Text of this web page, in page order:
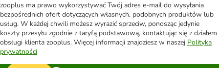
zooplus ma prawo wykorzystywać Twój adres e-mail do wysyłania
bezpośrednich ofert dotyczących własnych, podobnych produktów lub
usług. W każdej chwili możesz wyrazić sprzeciw, ponosząc jedynie
koszty przesyłu zgodnie z taryfą podstawową, kontaktując się z działem
obsługi klienta zooplus. Więcej informacji znajdziesz w naszej Polityka
prywatności